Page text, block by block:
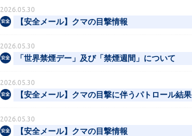
2026.05.30
【安全メール】クマの目撃情報
2026.05.30
「世界禁煙デー」及び「禁煙週間」について
2026.05.30
【安全メール】クマの目撃に伴うパトロール結果
2026.05.30
【安全メール】クマの目撃情報